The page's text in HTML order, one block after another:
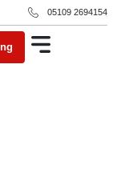
05109 2694154